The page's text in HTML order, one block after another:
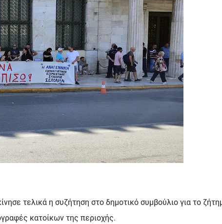
τελικά η συζήτηση στο δημοτικό συμβούλιο για το
κατοίκων της περιοχής.